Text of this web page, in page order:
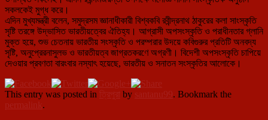
সকলকেই মুগ্ধ করে।
এদিন মুখ্যমন্ত্রী বলেন, সমুদ্রসম জ্ঞানাধীকারী বিশ্বকবি রবীন্দ্রনাথ ঠাকুরের কলা সাংস্কৃতি
সৃষ্টি তরঙ্গে উদ্ভাসিত ভারতীয়ত্বের ঐতিহ্য। আগ্রাসী অপসংস্কৃতি ও পরাধীনতার গ্লানি
মুক্ত হয়ে, শুভ চেতনায় ভারতীয় সংস্কৃতি ও পরম্পরার উদয়ে কবিগুরুর প্রতিটি অনবদ্য
সৃষ্টি, অনুপ্রেরনাসুলভ ও ভারতীয়ত্ব জাগ্রতকরণে অগ্রণী। বিদেশী অপসংস্কৃতি চাপিয়ে
দেওয়ার প্রবণতা বারংবার নস্যাৎ হয়েছে, ভারতীয় ও সনাতন সংস্কৃতির আলোকে।
This entry was posted in ত্রিপুরা by santanu99. Bookmark the
permalink.